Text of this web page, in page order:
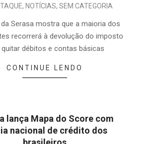
, NOTÍCIAS, SEM CATEGORIA
Serasa mostra que a maioria dos
recorrerá à devolução do imposto
quitar débitos e contas básicas
CONTINUE LENDO
lança Mapa do Score com
nacional de crédito dos